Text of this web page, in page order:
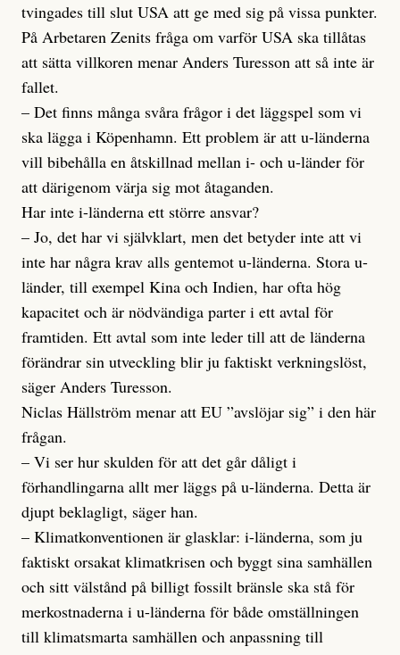
tvingades till slut USA att ge med sig på vissa punkter.
På Arbetaren Zenits fråga om varför USA ska tillåtas
att sätta villkoren menar Anders Turesson att så inte är
fallet.
– Det finns många svåra frågor i det läggspel som vi
ska lägga i Köpenhamn. Ett problem är att u-länderna
vill bibehålla en åtskillnad mellan i- och u-länder för
att därigenom värja sig mot åtaganden.
Har inte i-länderna ett större ansvar?
– Jo, det har vi självklart, men det betyder inte att vi
inte har några krav alls gentemot u-länderna. Stora u-
länder, till exempel Kina och Indien, har ofta hög
kapacitet och är nödvändiga parter i ett avtal för
framtiden. Ett avtal som inte leder till att de länderna
förändrar sin utveckling blir ju faktiskt verkningslöst,
säger Anders Turesson.
Niclas Hällström menar att EU ”avslöjar sig” i den här
frågan.
– Vi ser hur skulden för att det går dåligt i
förhandlingarna allt mer läggs på u-länderna. Detta är
djupt beklagligt, säger han.
– Klimatkonventionen är glasklar: i-länderna, som ju
faktiskt orsakat klimatkrisen och byggt sina samhällen
och sitt välstånd på billigt fossilt bränsle ska stå för
merkostnaderna i u-länderna för både omställningen
till klimatsmarta samhällen och anpassning till